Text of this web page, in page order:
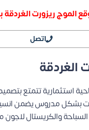
الموج ريزورت الغردقة
اتصل
الغردقة
استثمارية تتمتع
بشكل مدروس يضمن
والكريستال